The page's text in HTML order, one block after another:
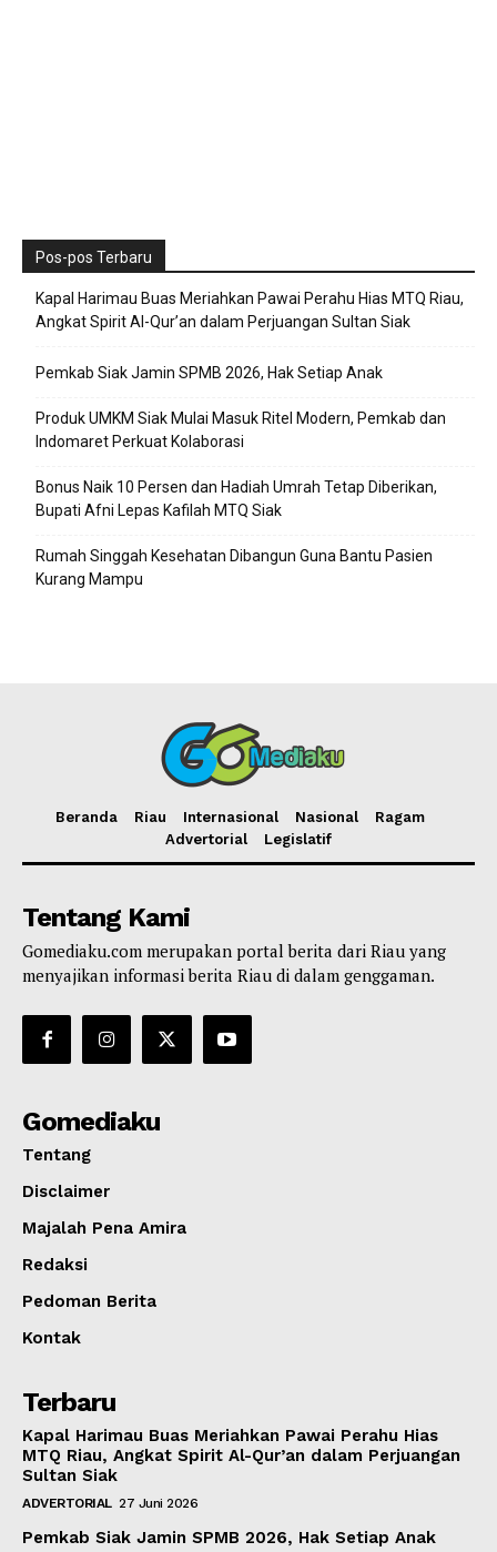
Pos-pos Terbaru
Kapal Harimau Buas Meriahkan Pawai Perahu Hias MTQ Riau,
Angkat Spirit Al-Qur’an dalam Perjuangan Sultan Siak
Pemkab Siak Jamin SPMB 2026, Hak Setiap Anak
Produk UMKM Siak Mulai Masuk Ritel Modern, Pemkab dan
Indomaret Perkuat Kolaborasi
Bonus Naik 10 Persen dan Hadiah Umrah Tetap Diberikan,
Bupati Afni Lepas Kafilah MTQ Siak
Rumah Singgah Kesehatan Dibangun Guna Bantu Pasien
Kurang Mampu
Beranda Riau Internasional Nasional
Ragam
Advertorial
Legislatif
Tentang Kami
Gomediaku.com merupakan portal berita dari Riau yang
menyajikan informasi berita Riau di dalam genggaman.
Gomediaku
Tentang
Disclaimer
Majalah Pena Amira
Redaksi
Pedoman Berita
Kontak
Terbaru
Kapal Harimau Buas Meriahkan Pawai Perahu Hias
MTQ Riau, Angkat Spirit Al-Qur’an dalam Perjuangan
Sultan Siak
ADVERTORIAL 27 Juni 2026
Pemkab Siak Jamin SPMB 2026, Hak Setiap Anak